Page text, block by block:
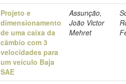
Projeto e
dimensionamento
de uma caixa da
câmbio com 3
velocidades para
um veículo Baja
SAE
Assunção,
João Victor
Mehret